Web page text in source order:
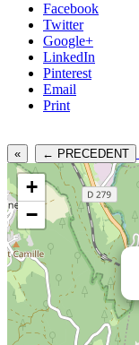
Facebook
Twitter
Google+
LinkedIn
Pinterest
Email
Print
« ← PRECEDENT
+
−